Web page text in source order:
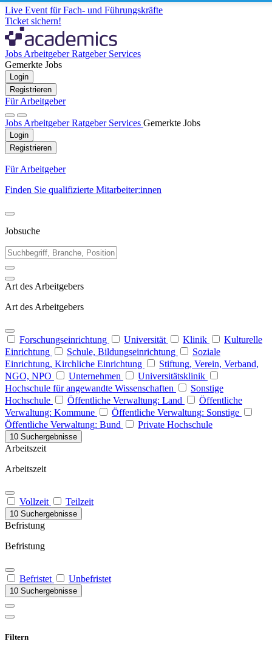
Live Event für Fach- und Führungskräfte
Ticket sichern!
Jobs ArbeitgeberRatgeber Services
Gemerkte Jobs
Login
Registrieren
Für Arbeitgeber
Jobs ArbeitgeberRatgeber Services Gemerkte Jobs
Login
Registrieren
Für Arbeitgeber
Finden Sie qualifizierte Mitarbeiter:innen
Jobsuche
Art des Arbeitgebers
Art des Arbeitgebers
Forschungseinrichtung Universität Klinik
Kulturelle
Einrichtung
Schule, Bildungseinrichtung
Soziale
Einrichtung, Kirchliche Einrichtung
Stiftung, Verein, Verband,
NGO, NPO
Unternehmen
Universitätsklinik
Hochschule für angewandte Wissenschaften
Sonstige
Hochschule
Öffentliche Verwaltung: Land
Öffentliche
Verwaltung: Kommune
Öffentliche Verwaltung: Sonstige
Öffentliche Verwaltung: Bund
Private Hochschule
10 Suchergebnisse
Arbeitszeit
Arbeitszeit
Vollzeit Teilzeit
10 Suchergebnisse
Befristung
Befristung
Befristet Unbefristet
10 Suchergebnisse
Filtern